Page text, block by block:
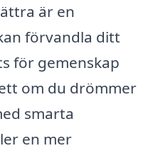
är en
förvandla ditt
för gemenskap
om du drömmer
smarta
en mer